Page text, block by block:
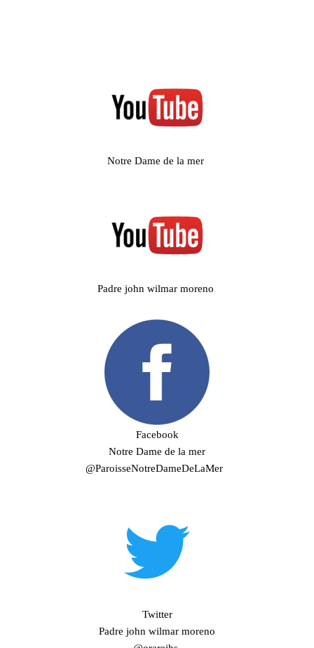
Notre Dame de la mer
Padre john wilmar moreno
Facebook
Notre Dame de la mer
@ParoisseNotreDameDeLaMer
Twitter
Padre john wilmar moreno